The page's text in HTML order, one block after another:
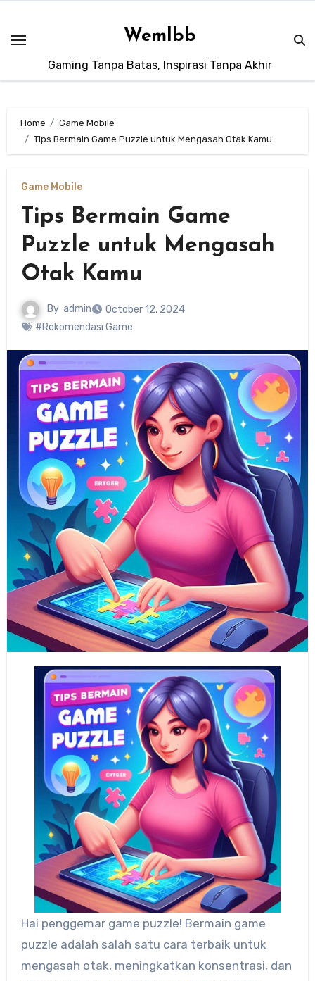
content
Wemlbb
Gaming Tanpa Batas, Inspirasi Tanpa Akhir
Home
Game Mobile
Tips Bermain Game Puzzle untuk Mengasah Otak Kamu
Game Mobile
Tips Bermain Game
Puzzle untuk Mengasah
Otak Kamu
By admin
October 12, 2024
#Rekomendasi Game
Hai penggemar game puzzle! Bermain game
puzzle adalah salah satu cara terbaik untuk
mengasah otak, meningkatkan konsentrasi, dan